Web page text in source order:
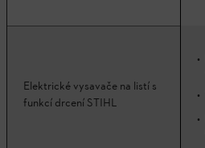
Elektrické vysavače na listí s
funkcí drcení STIHL